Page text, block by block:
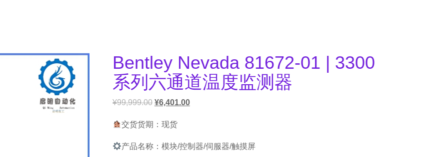
Bentley Nevada 81672-01 | 3300
系列六通道温度监测器
¥99,999.00 ¥6,401.00
交货货期：现货
产品名称：模块/控制器/伺服器/触摸屏